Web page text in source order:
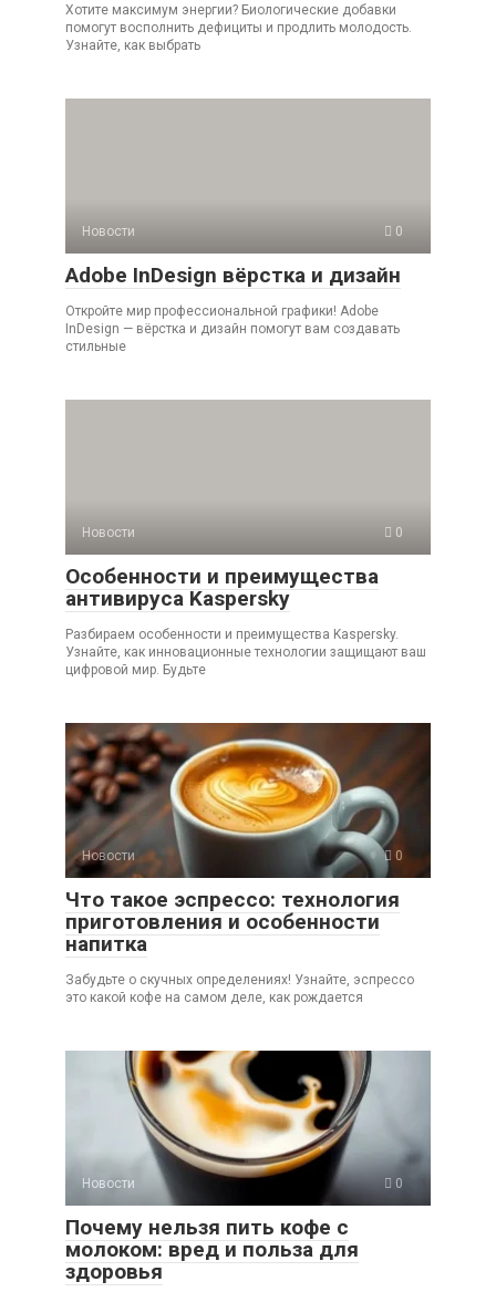
Хотите максимум энергии? Биологические добавки
помогут восполнить дефициты и продлить молодость.
Узнайте, как выбрать
Новости 0
Adobe InDesign вёрстка и дизайн
Откройте мир профессиональной графики! Adobe
InDesign — вёрстка и дизайн помогут вам создавать
стильные
Новости 0
Особенности и преимущества
антивируса Kaspersky
Разбираем особенности и преимущества Kaspersky.
Узнайте, как инновационные технологии защищают ваш
цифровой мир. Будьте
Новости 0
Что такое эспрессо: технология
приготовления и особенности
напитка
Забудьте о скучных определениях! Узнайте, эспрессо
это какой кофе на самом деле, как рождается
Новости 0
Почему нельзя пить кофе с
молоком: вред и польза для
здоровья